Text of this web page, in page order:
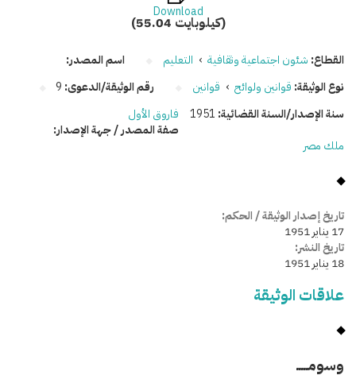
Download
(55.04 كيلوبايت)
القطاع: شئون اجتماعية وثقافية › التعليم
نوع الوثيقة: قوانين ولوائح › قوانين رقم الوثيقة/الدعوى: 9
سنة الإصدار/السنة القضائية: 1951
اسم المصدر:
فاروق الأول
صفة المصدر / جهة الإصدار:
ملك مصر
تاريخ إصدار الوثيقة / الحكم:
17 يناير 1951
تاريخ النشر:
18 يناير 1951
علاقات الوثيقة
وسومـــــ